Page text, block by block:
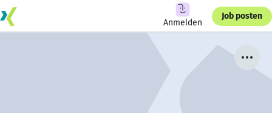
Anmelden
Job posten